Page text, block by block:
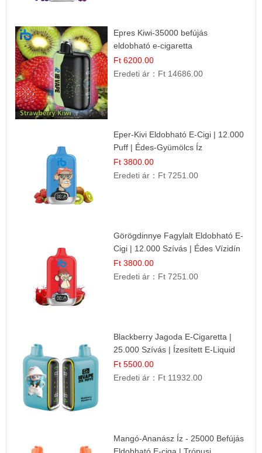
Epres Kiwi-35000 befújás
eldobható e-cigaretta
Ft 6200.00
Eredeti ár： Ft 14686.00
Eper-Kivi Eldobható E-Cigi | 12.000
Puff | Édes-Gyümölcs Íz
Ft 3800.00
Eredeti ár： Ft 7251.00
Görögdinnye Fagylalt Eldobható E-
Cigi | 12.000 Szívás | Édes Vízidín
Íz
Ft 3800.00
Eredeti ár： Ft 7251.00
Blackberry Jagoda E-Cigaretta |
25.000 Szívás | Ízesített E-Liquid
Ft 5500.00
Eredeti ár： Ft 11932.00
Mangó-Ananász Íz - 25000 Befújás